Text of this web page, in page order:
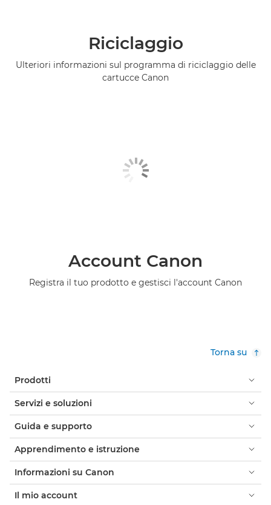
Riciclaggio
Ulteriori informazioni sul programma di riciclaggio delle
cartucce Canon
Account Canon
Registra il tuo prodotto e gestisci l'account Canon
Torna su
Prodotti
Servizi e soluzioni
Guida e supporto
Apprendimento e istruzione
Informazioni su Canon
Il mio account